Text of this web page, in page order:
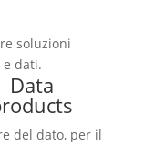
soluzioni
dati.
Data
del dato, per il